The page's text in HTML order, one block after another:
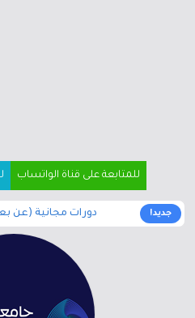
للمتابعة على قناة الواتساب
جديد! دورات مجانية (عن